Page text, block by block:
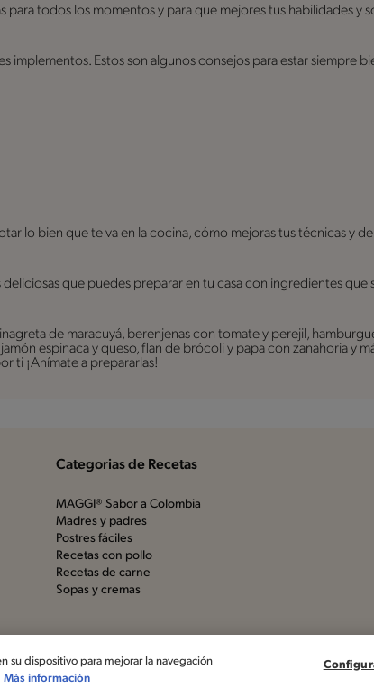
para todos los momentos y para que mejores tus habilidades y
implementos. Estos son algunos consejos para estar siempre
lo bien que te va en la cocina, cómo mejoras tus técnicas y
que puedes preparar en tu casa con ingredientes que
de maracuyá, berenjenas con tomate y perejil,
espinaca y queso, flan de brócoli y papa con zanahoria y
ti ¡Anímate a prepararlas!
Categorias de Recetas
MAGGI® Sabor a Colombia
Madres y padres
Postres fáciles
Recetas con pollo
Recetas de carne
Sopas y cremas
su dispositivo para mejorar la navegación
Más información